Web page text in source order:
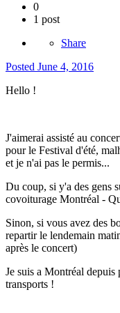
0
1 post
Share
Posted June 4, 2016
Hello !
J'aimerai assisté au
pour le Festival d'été,
et je n'ai pas le permis...
Du coup, si y'a des gens
covoiturage Montréal -
Sinon, si vous avez des
repartir le lendemain
après le concert)
Je suis a Montréal depuis
transports !